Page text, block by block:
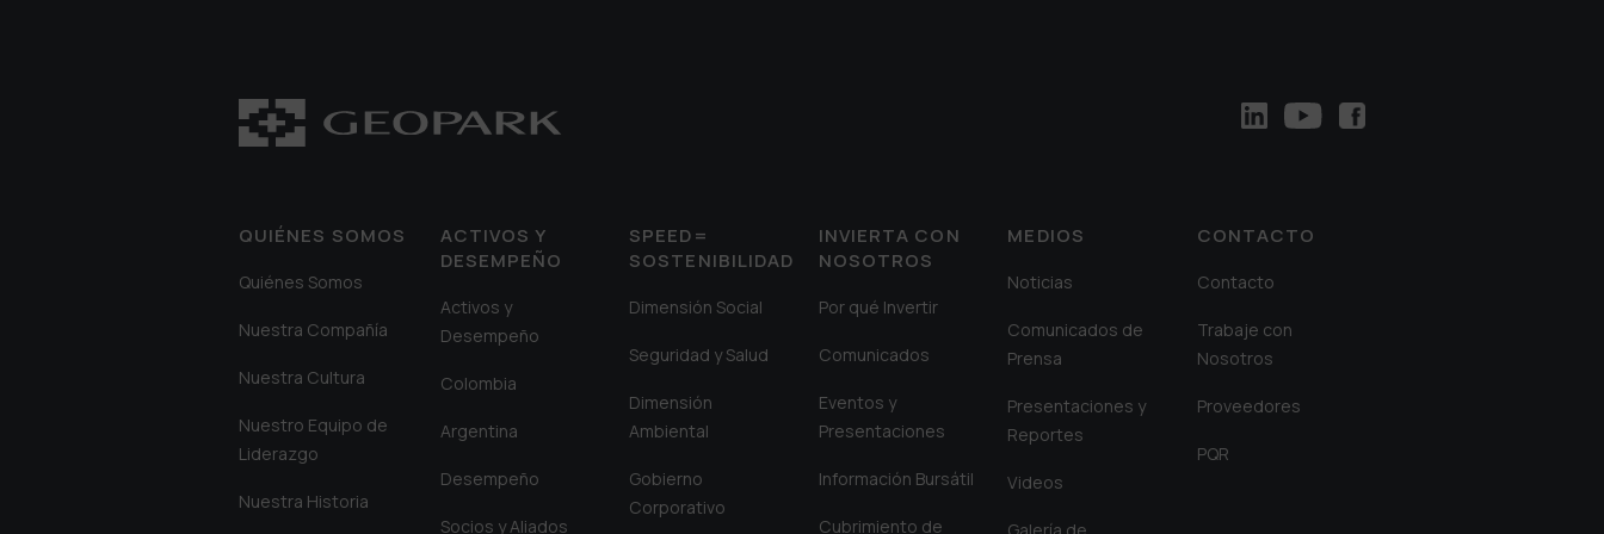
QUIÉNES SOMOS
Quiénes Somos
Nuestra Compañía
Nuestra Cultura
Nuestro Equipo de
Liderazgo
Nuestra Historia
ACTIVOS Y
DESEMPEÑO
Activos y
Desempeño
Colombia
Argentina
Desempeño
Socios y Aliados
SPEED=
SOSTENIBILIDAD
Dimensión Social
Seguridad y Salud
Dimensión
Ambiental
Gobierno
Corporativo
INVIERTA CON
NOSOTROS
Por qué Invertir
Comunicados
Eventos y
Presentaciones
Información Bursátil
Cubrimiento de
MEDIOS
Noticias
Comunicados de
Prensa
Presentaciones y
Reportes
Videos
CONTACTO
Contacto
Trabaje con
Nosotros
Proveedores
PQR